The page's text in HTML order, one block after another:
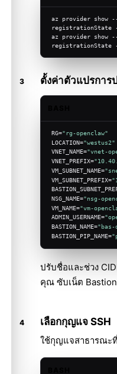
az provider show --
registrationState
az provider show
registrationState
ตั้งค่าตัวแปรการ
RG="rg-openclaw"
LOCATION="westus2"
VNET_NAME="vnet-
VNET_PREFIX=
VM_SUBNET_NAME=
VM_SUBNET_PREFIX=
NSG_NAME="nsg-
VM_NAME="vm-
ADMIN_USERNAME=
BASTION_NAME="bas-
BASTION_PIP_NAME=
ปรับชื่อและช่วง
คุณ ซับเน็ต
เลือกกุญแจ SSH
ใช้กุญแจสาธารณะ